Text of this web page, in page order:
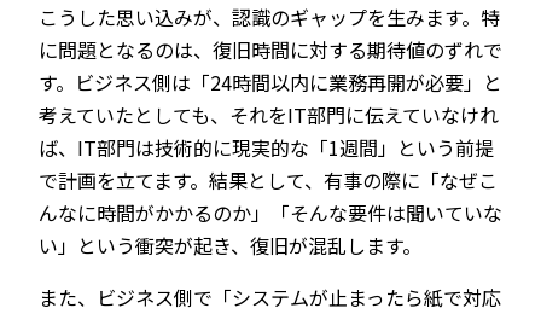
こうした思い込みが、認識のギャップを生みます。特
に問題となるのは、復旧時間に対する期待値のずれで
す。ビジネス側は「24時間以内に業務再開が必要」と
考えていたとしても、それをIT部門に伝えていなけれ
ば、IT部門は技術的に現実的な「1週間」という前提
で計画を立てます。結果として、有事の際に「なぜこ
んなに時間がかかるのか」「そんな要件は聞いていな
い」という衝突が起き、復旧が混乱します。
また、ビジネス側で「システムが止まったら紙で対応